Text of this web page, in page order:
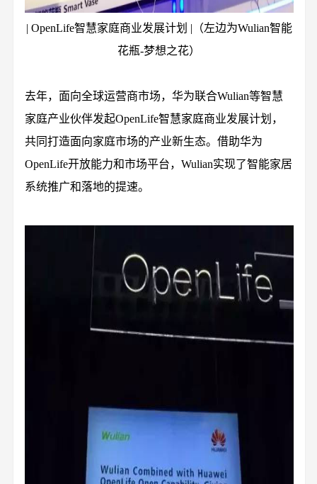
| OpenLife智慧家庭商业发展计划 |（左边为Wulian智能
花瓶-梦想之花）
去年，面向全球运营商市场，华为联合Wulian等智慧
家庭产业伙伴发起OpenLife智慧家庭商业发展计划，
共同打造面向家庭市场的产业新生态。借助华为
OpenLife开放能力和市场平台，Wulian实现了智能家居
系统推广和落地的提速。